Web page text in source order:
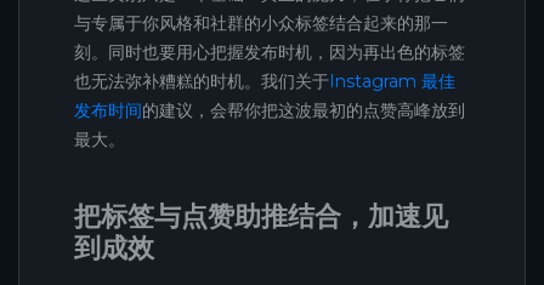
与专属于你风格和社群的小众标签结合起来的那一
刻。同时也要用心把握发布时机，因为再出色的标签
也无法弥补糟糕的时机。我们关于Instagram 最佳
发布时间的建议，会帮你把这波最初的点赞高峰放到
最大。
把标签与点赞助推结合，加速见
到成效